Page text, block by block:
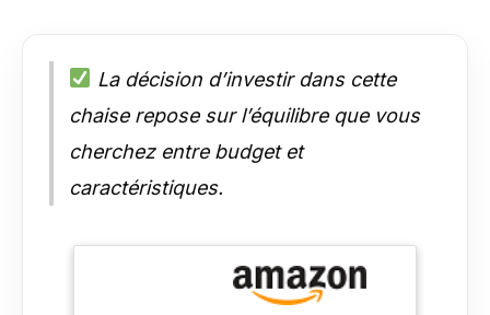
La décision d’investir dans cette
chaise repose sur l’équilibre que vous
cherchez entre budget et
caractéristiques.